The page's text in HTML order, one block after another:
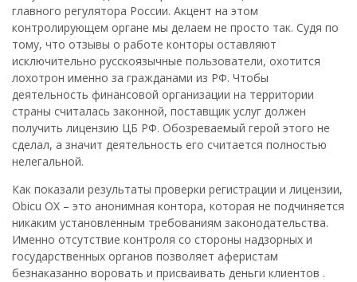
главного регулятора России. Акцент на этом
контролирующем органе мы делаем не просто так. Судя по
тому, что отзывы о работе конторы оставляют
исключительно русскоязычные пользователи, охотится
лохотрон именно за гражданами из РФ. Чтобы
деятельность финансовой организации на территории
страны считалась законной, поставщик услуг должен
получить лицензию ЦБ РФ. Обозреваемый герой этого не
сделал, а значит деятельность его считается полностью
нелегальной.
Как показали результаты проверки регистрации и лицензии,
Obicu OX – это анонимная контора, которая не подчиняется
никаким установленным требованиям законодательства.
Именно отсутствие контроля со стороны надзорных и
государственных органов позволяет аферистам
безнаказанно воровать и присваивать деньги клиентов .